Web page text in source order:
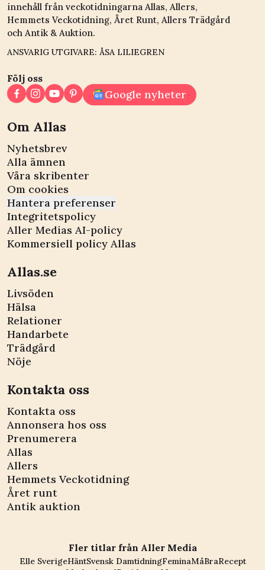
innehåll från veckotidningarna Allas, Allers,
Hemmets Veckotidning, Året Runt, Allers Trädgård
och Antik & Auktion.
ANSVARIG UTGIVARE: ÅSA LILIEGREN
Följ oss
Google nyheter
Om Allas
Nyhetsbrev
Alla ämnen
Våra skribenter
Om cookies
Hantera preferenser
Integritetspolicy
Aller Medias AI-policy
Kommersiell policy Allas
Allas.se
Livsöden
Hälsa
Relationer
Handarbete
Trädgård
Nöje
Kontakta oss
Kontakta oss
Annonsera hos oss
Prenumerera
Allas
Allers
Hemmets Veckotidning
Året runt
Antik auktion
Fler titlar från Aller Media
Elle SverigeHäntSvensk DamtidningFeminaMåBraRecept